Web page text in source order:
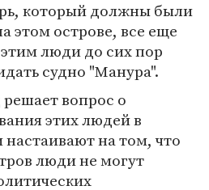
который должны были
этом острове, все еще
этим люди до сих пор
судно "Манура".
вопрос о
этих людей в
на том, что
люди не могут